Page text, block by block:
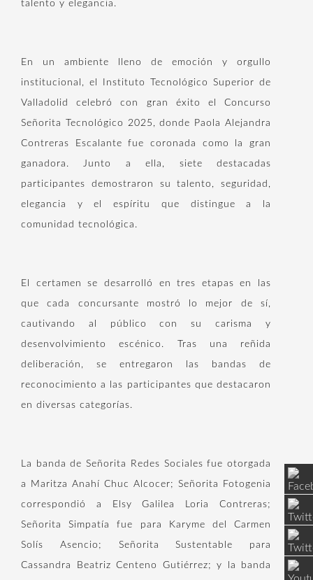
talento y elegancia.
En un ambiente lleno de emoción y orgullo
institucional, el Instituto Tecnológico Superior de
Valladolid celebró con gran éxito el Concurso
Señorita Tecnológico 2025, donde Paola Alejandra
Contreras Escalante fue coronada como la gran
ganadora. Junto a ella, siete destacadas
participantes demostraron su talento, seguridad,
elegancia y el espíritu que distingue a la
comunidad tecnológica.
El certamen se desarrolló en tres etapas en las
que cada concursante mostró lo mejor de sí,
cautivando al público con su carisma y
desenvolvimiento escénico. Tras una reñida
deliberación, se entregaron las bandas de
reconocimiento a las participantes que destacaron
en diversas categorías.
La banda de Señorita Redes Sociales fue otorgada
a Maritza Anahí Chuc Alcocer; Señorita Fotogenia
correspondió a Elsy Galilea Loria Contreras;
Señorita Simpatía fue para Karyme del Carmen
Solís Asencio; Señorita Sustentable para
Cassandra Beatriz Centeno Gutiérrez; y la banda